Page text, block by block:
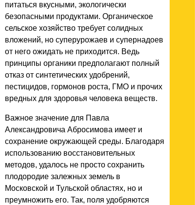
питаться вкусными, экологически
безопасными продуктами. Органическое
сельское хозяйство требует солидных
вложений, но суперурожаев и супернадоев
от него ожидать не приходится. Ведь
принципы органики предполагают полный
отказ от синтетических удобрений,
пестицидов, гормонов роста, ГМО и прочих
вредных для здоровья человека веществ.
Важное значение для Павла
Александровича Абросимова имеет и
сохранение окружающей среды. Благодаря
использованию восстановительных
методов, удалось не просто сохранить
плодородие залежных земель в
Московской и Тульской областях, но и
преумножить его. Так, поля удобряются